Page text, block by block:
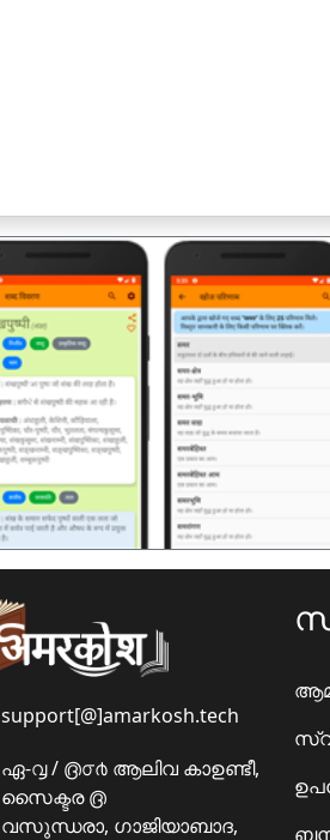
पिछला
support[@]amarkosh.tech
ഏ-൮ / ൫൦൪ ആലിവ കാഉണ്ടീ,
സൈക്ടര ൫
വസുന്ധരാ, ഗാജിയാബാദ,